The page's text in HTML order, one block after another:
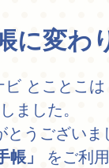
に変わ
とことこは
ました。
とうございま
」 をご利